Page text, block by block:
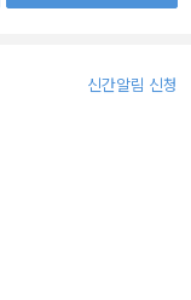
신간알림 신청